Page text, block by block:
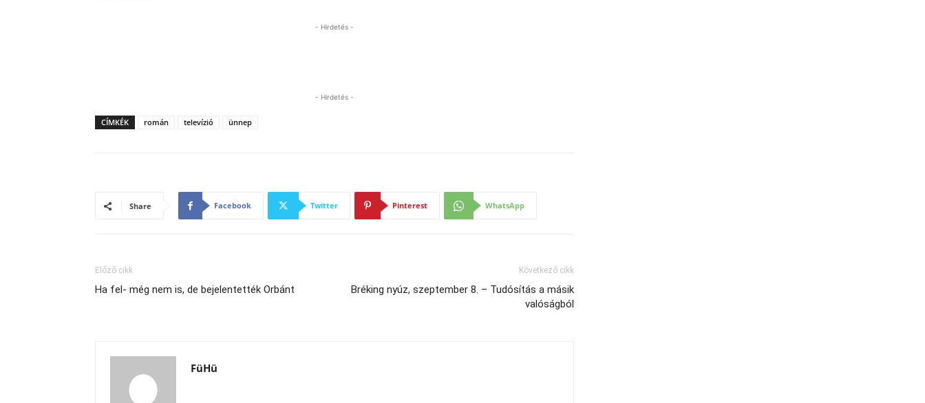
- Hirdetés -
- Hirdetés -
CÍMKÉK román televízió ünnep
Share Facebook Twitter Pinterest WhatsApp
Előző cikk
Ha fel- még nem is, de bejelentették Orbánt
Következő cikk
Bréking nyúz, szeptember 8. – Tudósítás a másik
valóságból
FüHü